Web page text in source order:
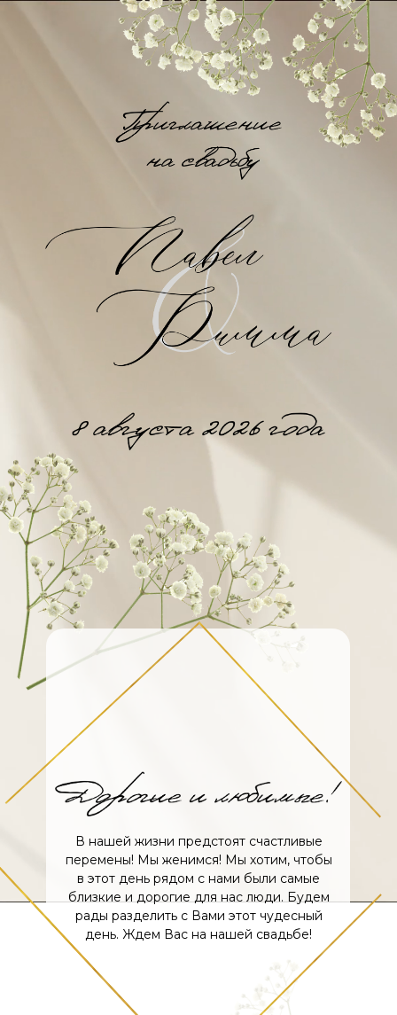
В нашей жизни предстоят счастливые
перемены! Мы женимся! Мы хотим, чтобы
в этот день рядом с нами были самые
близкие и дорогие для нас люди. Будем
рады разделить с Вами этот чудесный
день. Ждем Вас на нашей свадьбе!